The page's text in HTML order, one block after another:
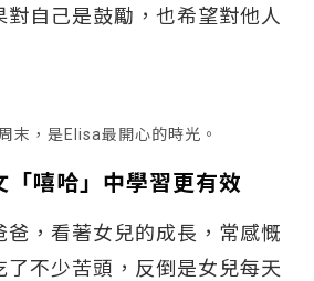
自己是鼓勵，也希望對他人
末，是Elisa最開心的時光。
「嘻哈」中學習更有效
爸，看著女兒的成長，常感慨
了不少苦頭，反倒是女兒每天